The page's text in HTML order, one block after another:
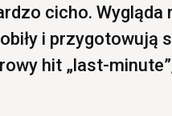
cicho. Wygląda
i przygotowują
hit „last-